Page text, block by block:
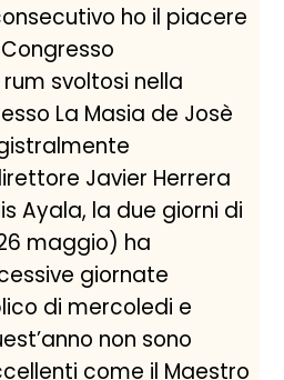
ho il piacere
svoltosi nella
La Masia de Josè
Javier Herrera
Ayala, la due giorni di
maggio) ha
giornate
di mercoledi e
non sono
come il Maestro